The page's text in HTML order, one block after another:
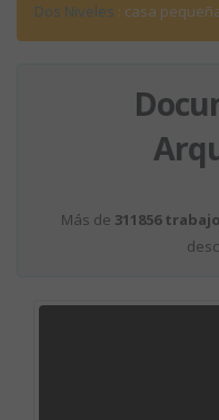
Dos Niveles : casa
Más de 311856